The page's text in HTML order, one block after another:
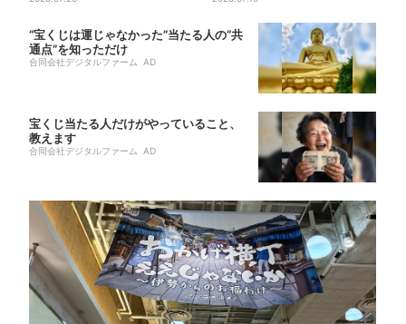
“宝くじは運じゃなかった”当たる人の“共
通点”を知っただけ
合同会社デジタルファーム AD
宝くじ当たる人だけがやっていること、
教えます
合同会社デジタルファーム AD